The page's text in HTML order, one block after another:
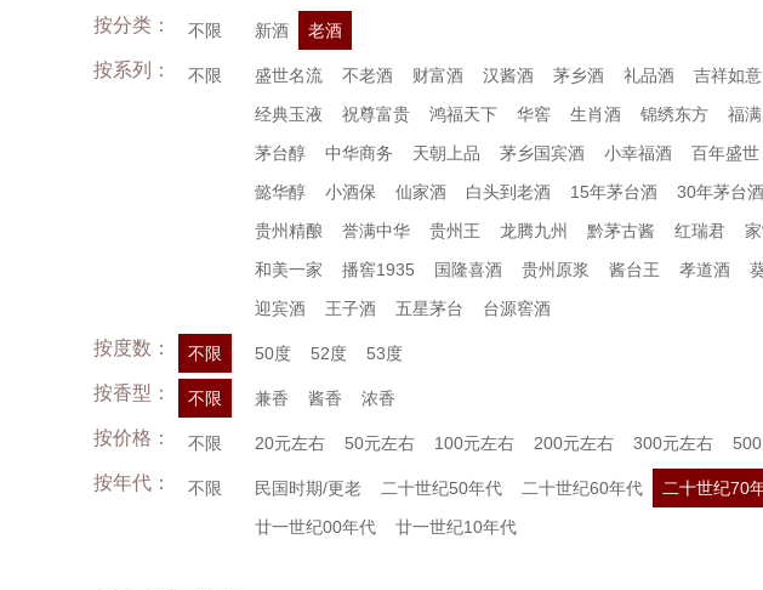
按分类： 不限 新酒 老酒
按系列： 不限 盛世名流 不老酒 财富酒 汉酱酒 茅乡酒 礼品酒 吉祥如意
经典玉液
祝尊富贵 鸿福天下 华窖 生肖酒 锦绣东方 福
茅台醇
中华商务 天朝上品 茅乡国宾酒 小幸福酒 百年盛世
懿华醇
小酒保 仙家酒 白头到老酒 15年茅台酒 30年茅台酒
贵州精酿
誉满中华 贵州王 龙腾九州 黔茅古酱 红瑞君
和美一家
播窖1935 国隆喜酒 贵州原浆 酱台王 孝道酒
迎宾酒
王子酒 五星茅台 台源窖酒
按度数： 不限 50度 52度 53度
按香型： 不限 兼香 酱香 浓香
按价格： 不限 20元左右 50元左右 100元左右 200元左右 300元左右
按年代： 不限 民国时期/更老 二十世纪50年代 二十世纪60年代 二十世纪70
廿一世纪00年代
廿一世纪10年代